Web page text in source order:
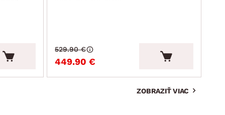
449.90 €
529.90 €
ZOBRAZIŤ VIAC